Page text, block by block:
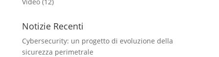
Notizie Recenti
Cybersecurity: un progetto di evoluzione della
sicurezza perimetrale